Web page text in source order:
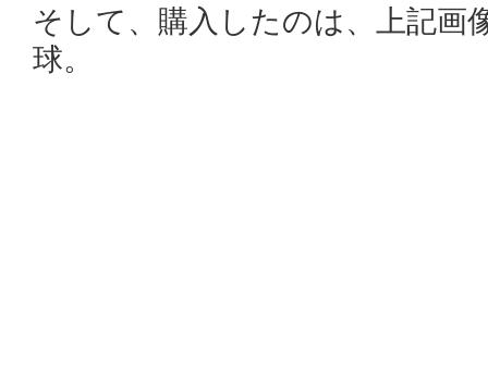
そして、購入したのは、上記画
球。